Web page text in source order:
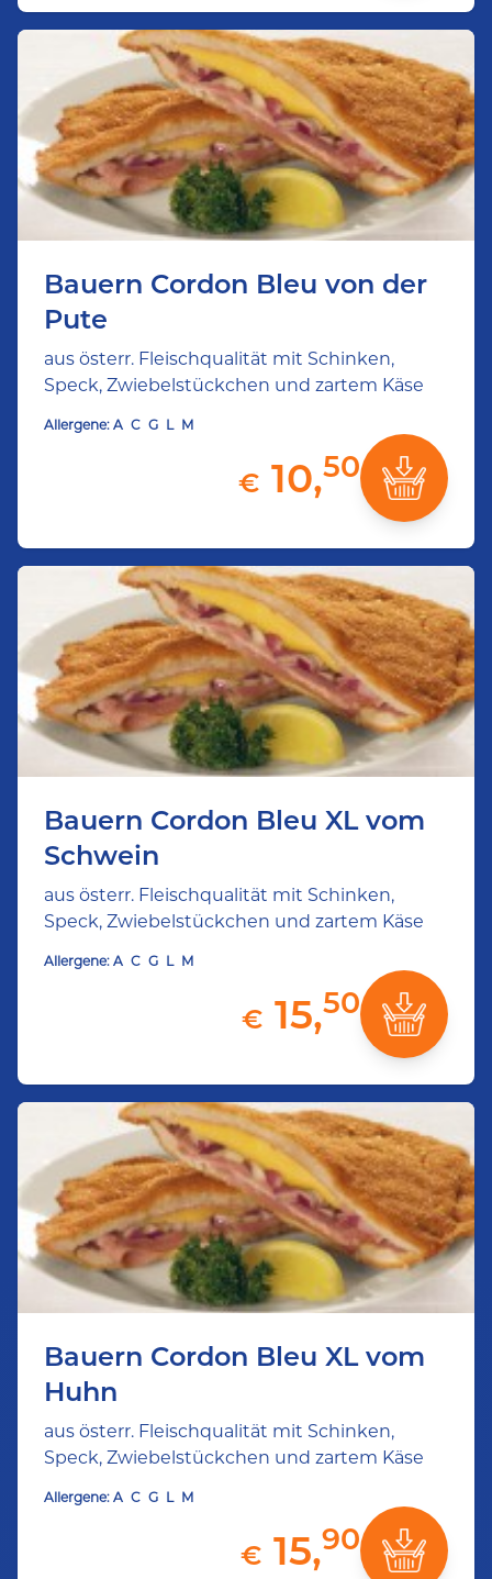
Bauern Cordon Bleu von der
Pute
aus österr. Fleischqualität mit Schinken,
Speck, Zwiebelstückchen und zartem Käse
Allergene: A C G L M
€ 10,50
Bauern Cordon Bleu XL vom
Schwein
aus österr. Fleischqualität mit Schinken,
Speck, Zwiebelstückchen und zartem Käse
Allergene: A C G L M
€ 15,50
Bauern Cordon Bleu XL vom
Huhn
aus österr. Fleischqualität mit Schinken,
Speck, Zwiebelstückchen und zartem Käse
Allergene: A C G L M
€ 15,90